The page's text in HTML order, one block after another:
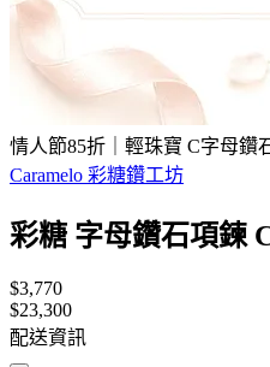
情人節85折｜輕珠寶 C字母鑽
Caramelo 彩糖鑽工坊
彩糖 字母鑽石項鍊
$3,770
$23,300
配送資訊